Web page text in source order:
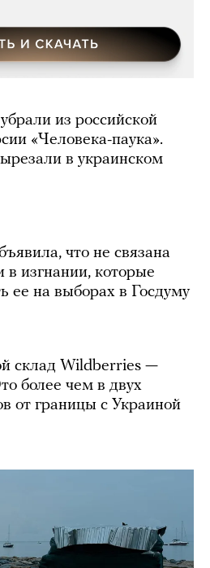
из российской
«Человека-паука».
в украинском
что не связана
в изгнании, которые
ее на выборах в Госдуму
склад Wildberries —
более чем в двух
от границы с Украиной